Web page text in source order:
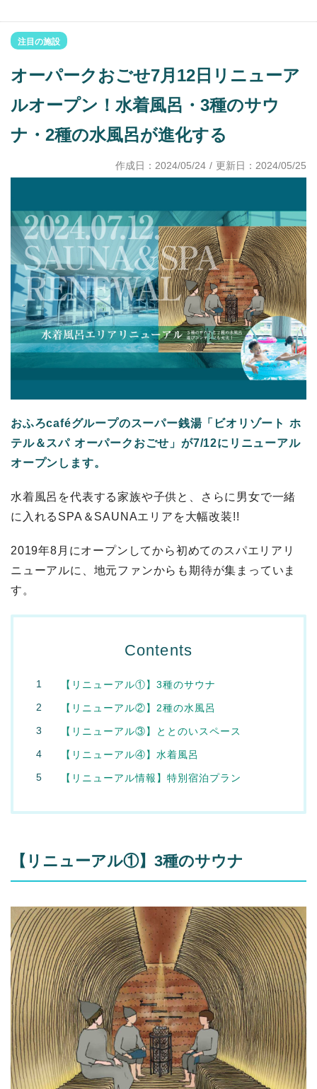
注目の施設
オーパークおごせ7月12日リニューア
ルオープン！水着風呂・3種のサウ
ナ・2種の水風呂が進化する
作成日： 2024/05/24 / 更新日： 2024/05/25
おふろcaféグループのスーパー銭湯「ビオリゾート ホ
テル＆スパ オーパークおごせ」が7/12にリニューアル
オープンします。
水着風呂を代表する家族や子供と、さらに男女で一緒
に入れるSPA＆SAUNAエリアを大幅改装!!
2019年8月にオープンしてから初めてのスパエリアリ
ニューアルに、地元ファンからも期待が集まっていま
す。
Contents
【リニューアル①】3種のサウナ
【リニューアル②】2種の水風呂
【リニューアル③】ととのいスペース
【リニューアル④】水着風呂
【リニューアル情報】特別宿泊プラン
【リニューアル①】3種のサウナ